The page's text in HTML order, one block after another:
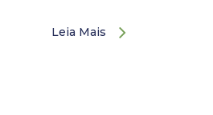
Leia Mais